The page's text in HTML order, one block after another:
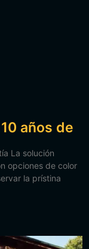
años de
La solución
opciones de color
la prístina